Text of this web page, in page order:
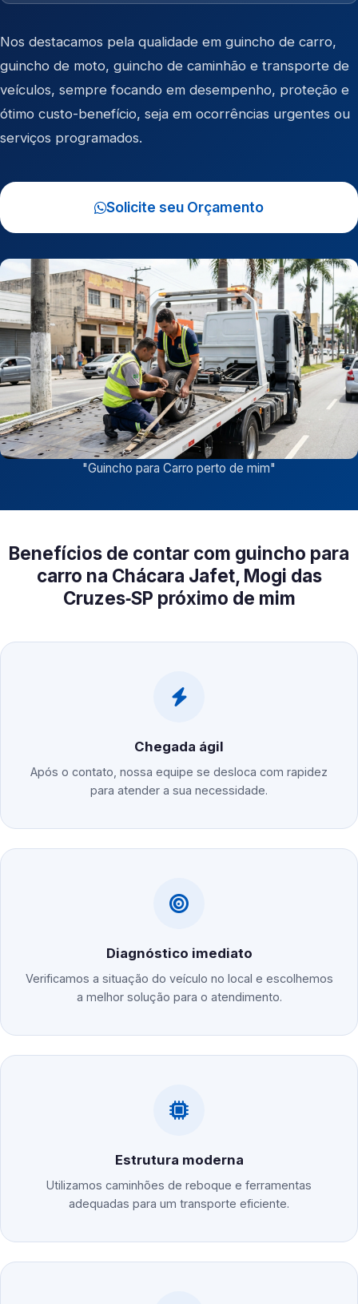
Nos destacamos pela qualidade em guincho de carro,
guincho de moto, guincho de caminhão e transporte de
veículos, sempre focando em desempenho, proteção e
ótimo custo-benefício, seja em ocorrências urgentes ou
serviços programados.
Solicite seu Orçamento
"Guincho para Carro perto de mim"
Benefícios de contar com guincho para
carro na Chácara Jafet, Mogi das
Cruzes‑SP próximo de mim
Chegada ágil
Após o contato, nossa equipe se desloca com rapidez
para atender a sua necessidade.
Diagnóstico imediato
Verificamos a situação do veículo no local e escolhemos
a melhor solução para o atendimento.
Estrutura moderna
Utilizamos caminhões de reboque e ferramentas
adequadas para um transporte eficiente.